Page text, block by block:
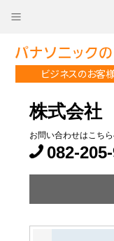
ビジネスのお客
株式会社
お問い合わせはこち
082-